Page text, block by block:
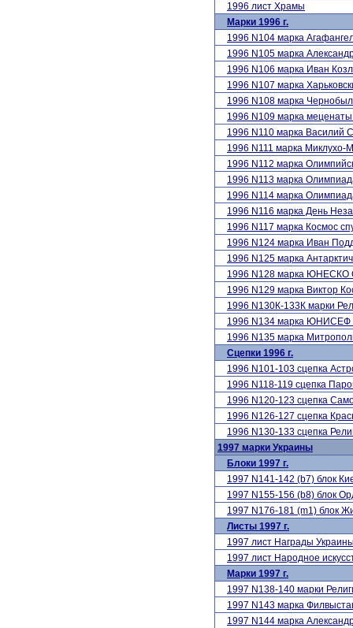
1996 лист Храмы
Марки 1996 г.
1996 N104 марка
1996 N105 марка
1996 N106 марка Иван
1996 N107 марка
1996 N108 марка
1996 N109 марка
1996 N110 марка Василий
1996 N111 марка Миклухо-
1996 N112 марка
1996 N113 марка
1996 N114 марка
1996 N116 марка День
1996 N117 марка Космос
1996 N124 марка Иван
1996 N125 марка
1996 N128 марка ЮНЕСКО
1996 N129 марка Виктор
1996 N130К-133К марки
1996 N134 марка ЮНИСЕФ
1996 N135 марка
Сцепки 1996 г.
1996 N101-103 сцепка
1996 N118-119 сцепка
1996 N120-123 сцепка
1996 N126-127 сцепка
1996 N130-133 сцепка
1997 марки Украины
Блоки 1997 г.
1997 N141-142 (b7) блок
1997 N155-156 (b8) блок
1997 N176-181 (m1) блок
Листы 1997 г.
1997 лист Награды
1997 лист Народное
Марки 1997 г.
1997 N138-140 марки
1997 N143 марка
1997 N144 марка